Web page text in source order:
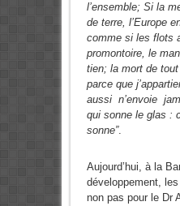
l’ensemble; Si la
de terre, l’Europe
comme si les flots
promontoire, le
tien; la mort de
parce que
aussi n’envoie
qui sonne le glas :
sonne”.
Aujourd’hui, à la
développement,
non pas pour le Dr